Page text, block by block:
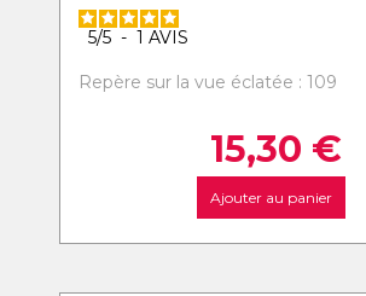
5/5 - 1 AVIS
Repère sur la vue éclatée : 109
15,30 €
Ajouter au panier